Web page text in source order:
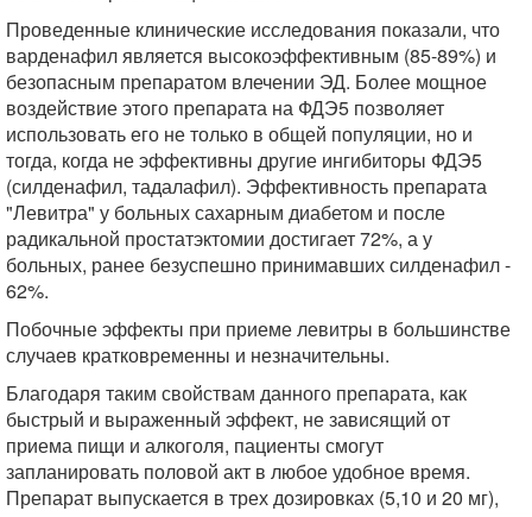
Проведенные клинические исследования показали, что
варденафил является высокоэффективным (85-89%) и
безопасным препаратом влечении ЭД. Более мощное
воздействие этого препарата на ФДЭ5 позволяет
использовать его не только в общей популяции, но и
тогда, когда не эффективны другие ингибиторы ФДЭ5
(силденафил, тадалафил). Эффективность препарата
"Левитра" у больных сахарным диабетом и после
радикальной простатэктомии достигает 72%, а у
больных, ранее безуспешно принимавших силденафил -
62%.
Побочные эффекты при приеме левитры в большинстве
случаев кратковременны и незначительны.
Благодаря таким свойствам данного препарата, как
быстрый и выраженный эффект, не зависящий от
приема пищи и алкоголя, пациенты смогут
запланировать половой акт в любое удобное время.
Препарат выпускается в трех дозировках (5,10 и 20 мг),